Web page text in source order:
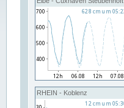
RHEIN - Koblenz